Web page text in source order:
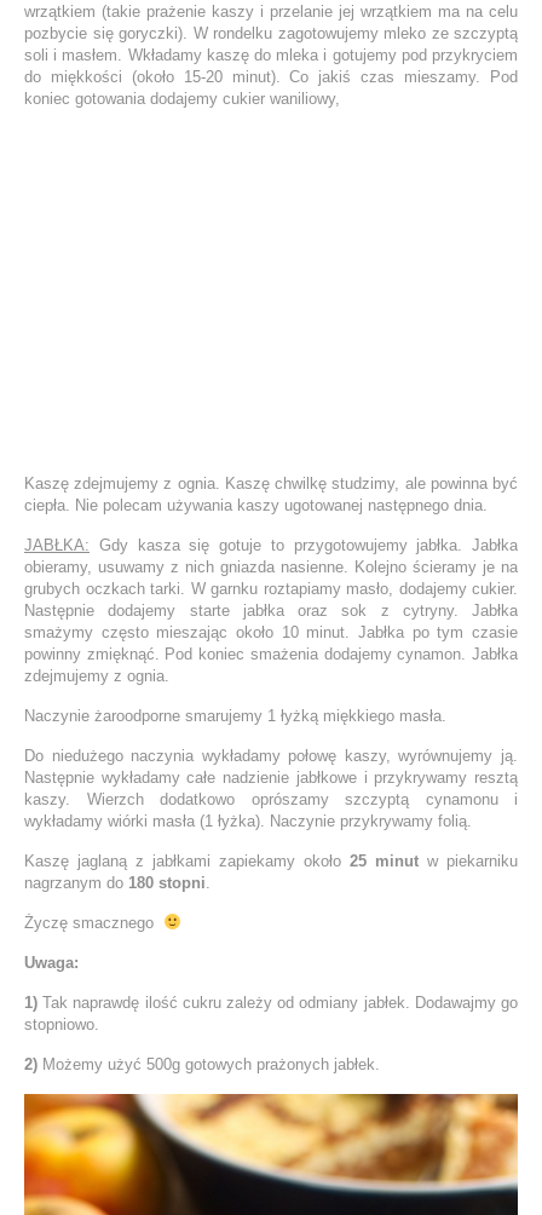
wrzątkiem (takie prażenie kaszy i przelanie jej wrzątkiem ma na celu
pozbycie się goryczki). W rondelku zagotowujemy mleko ze szczyptą
soli i masłem. Wkładamy kaszę do mleka i gotujemy pod przykryciem
do miękkości (około 15-20 minut). Co jakiś czas mieszamy. Pod
koniec gotowania dodajemy cukier waniliowy,
Kaszę zdejmujemy z ognia. Kaszę chwilkę studzimy, ale powinna być
ciepła. Nie polecam używania kaszy ugotowanej następnego dnia.
JABŁKA: Gdy kasza się gotuje to przygotowujemy jabłka. Jabłka
obieramy, usuwamy z nich gniazda nasienne. Kolejno ścieramy je na
grubych oczkach tarki. W garnku roztapiamy masło, dodajemy cukier.
Następnie dodajemy starte jabłka oraz sok z cytryny. Jabłka
smażymy często mieszając około 10 minut. Jabłka po tym czasie
powinny zmięknąć. Pod koniec smażenia dodajemy cynamon. Jabłka
zdejmujemy z ognia.
Naczynie żaroodporne smarujemy 1 łyżką miękkiego masła.
Do niedużego naczynia wykładamy połowę kaszy, wyrównujemy ją.
Następnie wykładamy całe nadzienie jabłkowe i przykrywamy resztą
kaszy. Wierzch dodatkowo oprószamy szczyptą cynamonu i
wykładamy wiórki masła (1 łyżka). Naczynie przykrywamy folią.
Kaszę jaglaną z jabłkami zapiekamy około 25 minut w piekarniku
nagrzanym do 180 stopni
Życzę smacznego
Uwaga:
1) Tak naprawdę ilość cukru zależy od odmiany jabłek. Dodawajmy go
stopniowo.
2) Możemy użyć 500g gotowych prażonych jabłek.